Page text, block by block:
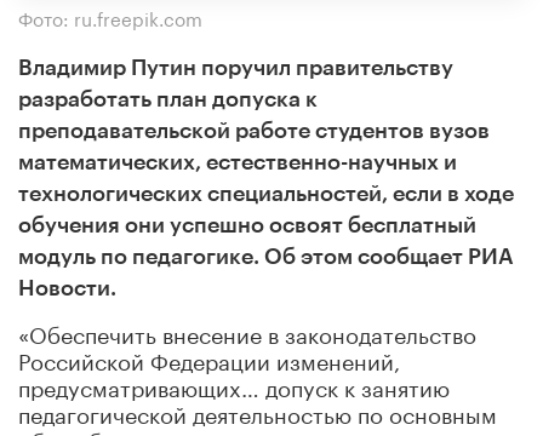
Фото: ru.freepik.com
Владимир Путин поручил правительству
разработать план допуска к
преподавательской работе студентов вузов
математических, естественно-научных и
технологических специальностей, если в ходе
обучения они успешно освоят бесплатный
модуль по педагогике. Об этом сообщает РИА
Новости.
«Обеспечить внесение в законодательство
Российской Федерации изменений,
предусматривающих… допуск к занятию
педагогической деятельностью по основным